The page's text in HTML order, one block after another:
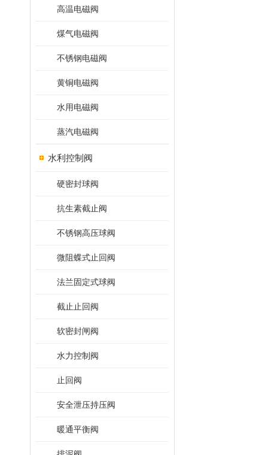
高温电磁阀
煤气电磁阀
不锈钢电磁阀
黄铜电磁阀
水用电磁阀
蒸汽电磁阀
水利控制阀
硬密封球阀
抗生素截止阀
不锈钢高压球阀
微阻蝶式止回阀
法兰固定式球阀
截止止回阀
软密封闸阀
水力控制阀
止回阀
安全泄压持压阀
暖通平衡阀